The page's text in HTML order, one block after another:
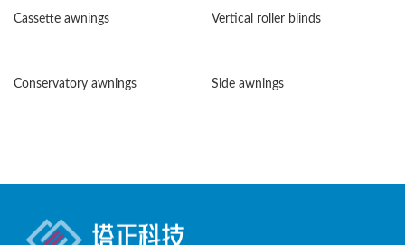
Cassette awnings Vertical roller blinds
Conservatory awnings Side awnings